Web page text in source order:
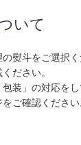
いて
熨斗をご選択
ださい。
装」の対応を
ご確認ください